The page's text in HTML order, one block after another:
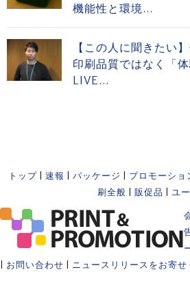
機能性と環境...
【この人に聞きたい
印刷品質ではなく「
LIVE...
トップ 速報 パッケージ プロモーショ
刷全般
販促品 ユ
お問い合わせ ニュースリリースをお寄せ